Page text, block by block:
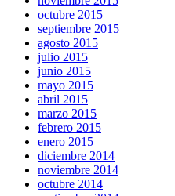
octubre 2015
septiembre 2015
agosto 2015
julio 2015
junio 2015
mayo 2015
abril 2015
marzo 2015
febrero 2015
enero 2015
diciembre 2014
noviembre 2014
octubre 2014